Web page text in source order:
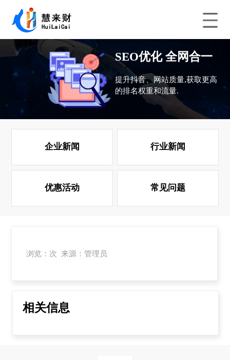
SEO优化 全网合一
提升抖音、网站质量,获取更高
的排名权重和流量.
企业新闻 行业新闻
优惠活动 常见问题
浏览：次 来源：管理员
相关信息